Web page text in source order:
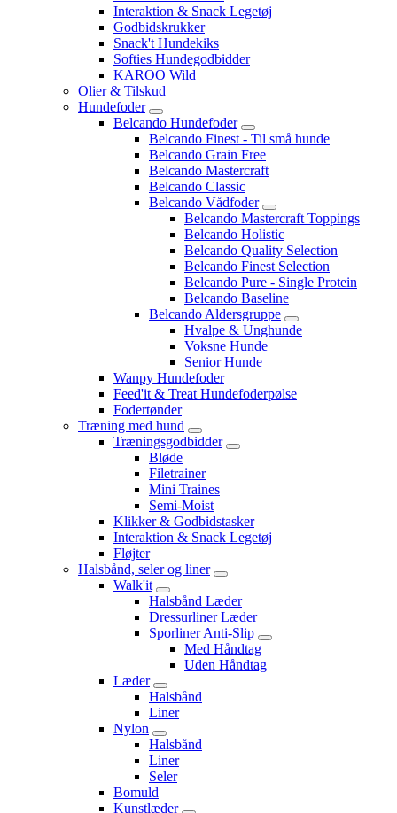
Interaktion & Snack Legetøj
Godbidskrukker
Snack't Hundekiks
Softies Hundegodbidder
KAROO Wild
Olier & Tilskud
Hundefoder
Belcando Hundefoder
Belcando Finest - Til små hunde
Belcando Grain Free
Belcando Mastercraft
Belcando Classic
Belcando Vådfoder
Belcando Mastercraft Toppings
Belcando Holistic
Belcando Quality Selection
Belcando Finest Selection
Belcando Pure - Single Protein
Belcando Baseline
Belcando Aldersgruppe
Hvalpe & Unghunde
Voksne Hunde
Senior Hunde
Wanpy Hundefoder
Feed'it & Treat Hundefoderpølse
Fodertønder
Træning med hund
Træningsgodbidder
Bløde
Filetrainer
Mini Traines
Semi-Moist
Klikker & Godbidstasker
Interaktion & Snack Legetøj
Fløjter
Halsbånd, seler og liner
Walk'it
Halsbånd Læder
Dressurliner Læder
Sporliner Anti-Slip
Med Håndtag
Uden Håndtag
Læder
Halsbånd
Liner
Nylon
Halsbånd
Liner
Seler
Bomuld
Kunstlæder